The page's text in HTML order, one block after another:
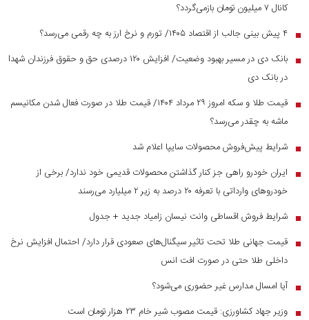
کانال ۷ میلیون تومان بازمی‌گردد؟
■ ۴ پیش بینی جالب از اقتصاد ۱۴۰۵/ تورم و نرخ ارز به چه رقمی می‌رسد؟
■
بانک دی در مسیر بهبود وضعیت/ افزایش ۱۲۰ درصدی حق و حقوق فرزندان شهدا
در بانک دی
■
قیمت طلا و سکه امروز ۲۹ مرداد ۱۴۰۴/ قیمت طلا در صورت فعال شدن مکانیسم
ماشه به چقدر می‌رسد؟
■ شرایط پیش‌فروش محصولات سایپا اعلام شد
■
ایران خودرو راهی جز کنار گذاشتن محصولات قدیمی خود ندارد/ برخی از
خودرو‌های وارداتی با تعرفه ۲۰ درصد به زیر ۲ میلیارد می‌رسند
■ شرایط فروش اقساطی وانت نیسان زامیاد جدید + جدول
■ قیمت جهانی طلا تحت تاثیر سیگنال‌های صعودی قرار دارد/ احتمال افزایش نرخ
داخلی طلا حتی در صورت افت انس
■ آیا امسال مدارس غیر حضوری می‌شود؟
■ وزیر جهاد کشاورزی: قیمت مصوب شیر خام ۲۳ هزار تومان است